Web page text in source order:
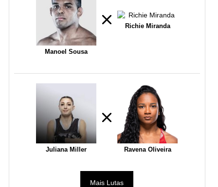
Manoel Sousa
Richie Miranda
Juliana Miller Ravena Oliveira
Mais Lutas